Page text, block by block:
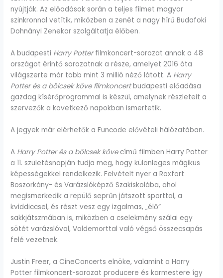
nyújtják. Az előadások során a teljes filmet magyar
szinkronnal vetítik, miközben a zenét a nagy hírű Budafoki
Dohnányi Zenekar szolgáltatja élőben.
A budapesti Harry Potterfilmkoncert-sorozat annak a 48
országot érintő sorozatnak a része, amelyet 2016 óta
világszerte már több mint 3 millió néző látott. A Harry
Potter és a bölcsek köve filmkoncertbudapesti előadása
gazdag kísérőprogrammal is készül, amelynek részleteit a
szervezők a következő napokban ismertetik.
A jegyek már elérhetők a Funcode elővételi hálózatában.
A Harry Potter és a bölcsek kövecímű filmben Harry Potter
a 11. születésnapján tudja meg, hogy különleges mágikus
képességekkel rendelkezik. Felvételt nyer a Roxfort
Boszorkány- és Varázslóképző Szakiskolába, ahol
megismerkedik a repülő seprűn játszott sporttal, a
kviddiccsel, és részt vesz egy izgalmas, „élő”
sakkjátszmában is, miközben a cselekmény szálai egy
sötét varázslóval, Voldemorttal való végső összecsapás
felé vezetnek.
Justin Freer, a CineConcerts elnöke, valamint a Harry
Potter filmkoncert-sorozat producere és karmestere így